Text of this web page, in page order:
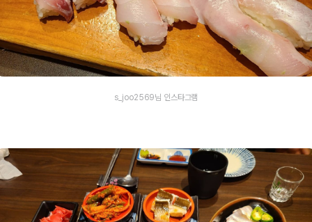
s_joo2569님 인스타그램